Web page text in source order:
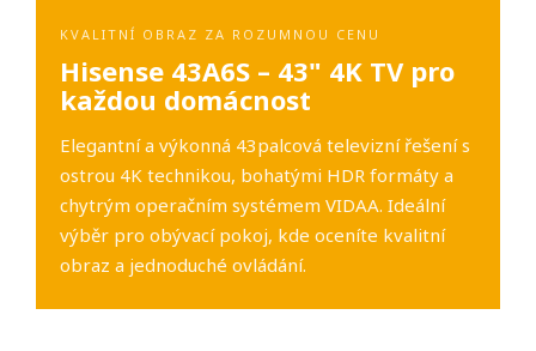
KVALITNÍ OBRAZ ZA ROZUMNOU CENU
Hisense 43A6S – 43" 4K TV pro
každou domácnost
Elegantní a výkonná 43palcová televizní řešení s
ostrou 4K technikou, bohatými HDR formáty a
chytrým operačním systémem VIDAA. Ideální
výběr pro obývací pokoj, kde oceníte kvalitní
obraz a jednoduché ovládání.